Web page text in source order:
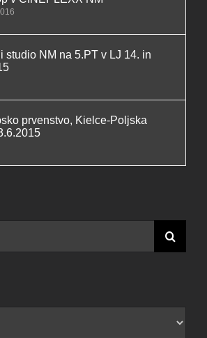
studio NM na 5.PT v LJ 14. in
prvenstvo, Kielce-Poljska